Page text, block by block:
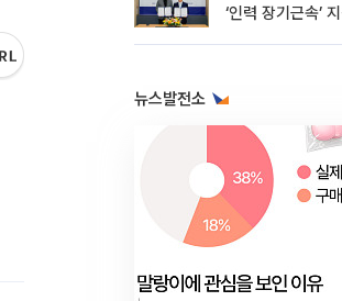
‘인력 장기근속’
뉴스발전소